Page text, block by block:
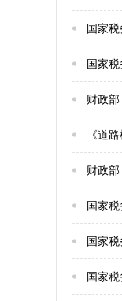
国家税
国家税
财政
《道路机
财政
国家
国家税
国家税